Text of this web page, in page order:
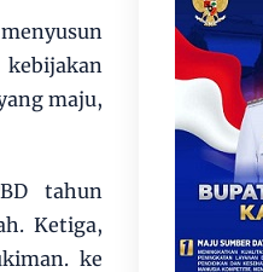
maju,
tahun
Ketiga,
ke